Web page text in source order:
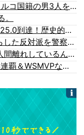
【ヤバい】100件以上の窃盗をしたトルコ国籍の男3人を逮捕 #移民 #外国人
海外「大谷翔平がドジャースでfWAR25.0到達！歴史的ペースに海外騒然…」
公園を不法占拠をして騒音を撒き散らした反対派を警察が撤去しました！
海外「大谷翔平が1試合2発！完全に人間離れしているんだが…」
海外「大谷翔平がワールドシリーズ3連覇＆WSMVPなら歴代何位？海外ファンの答えがこちら」